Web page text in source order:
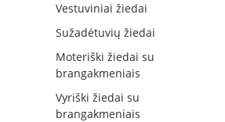
Vestuviniai žiedai
Sužadėtuvių žiedai
Moteriški žiedai su
brangakmeniais
Vyriški žiedai su
brangakmeniais